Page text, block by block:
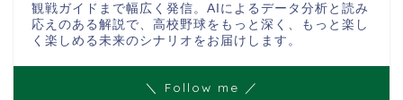
観戦ガイドまで幅広く発信。AIによるデータ分析と読み
応えのある解説で、高校野球をもっと深く、もっと楽し
く楽しめる未来のシナリオをお届けします。
＼ Follow me ／